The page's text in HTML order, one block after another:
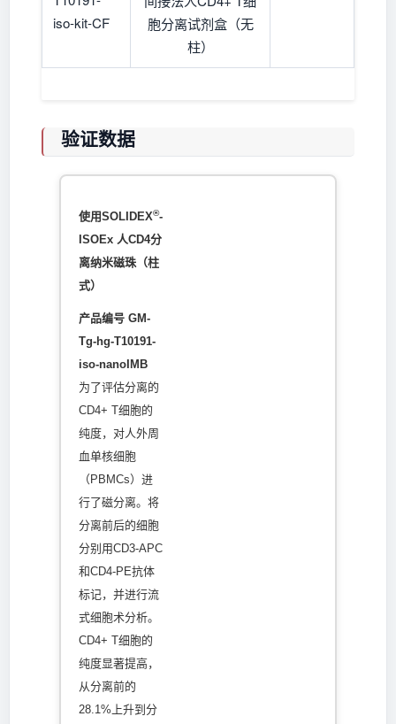
iso-kit-CF
胞分离试剂盒（无
柱）
验证数据
使用SOLIDEX®-
ISOEx 人CD4分
离纳米磁珠（柱
式）
产品编号 GM-
Tg-hg-T10191-
iso-nanoIMB
为了评估分离的
CD4+ T细胞的
纯度，对人外周
血单核细胞
（PBMCs）进
行了磁分离。将
分离前后的细胞
分别用CD3-APC
和CD4-PE抗体
标记，并进行流
式细胞术分析。
CD4+ T细胞的
纯度显著提高，
从分离前的
28.1%上升到分